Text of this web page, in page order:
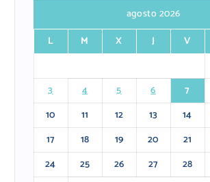
agosto 2026
L
M X J V
3
4 5 6 7
10
11 12 13 14
17
18 19 20 21
24
25 26 27 28